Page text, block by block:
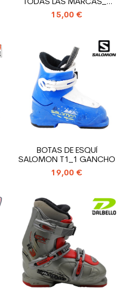
TODAS LAS MARCAS_4
GANCHOS
15,00 €
BOTAS DE ESQUÍ
SALOMON T1_1 GANCHO
19,00 €